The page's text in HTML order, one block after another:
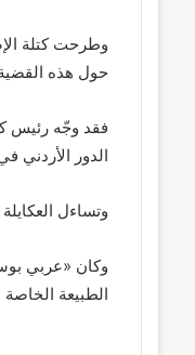
وطرحت كتلة
حول هذه
فقد وجّه رئيس
الدور الأردني
وتساءل
وكان «عربي
الطبيعة الخاصة